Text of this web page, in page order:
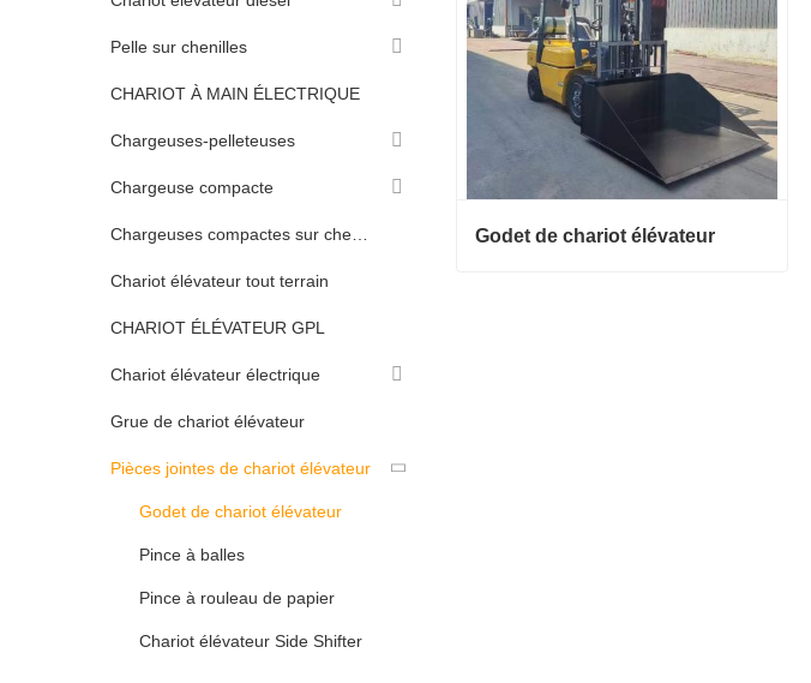
Pelle sur chenilles
CHARIOT À MAIN ÉLECTRIQUE
Chargeuses-pelleteuses
Chargeuse compacte
Chariot élévateur tout terrain
CHARIOT ÉLÉVATEUR GPL
Chariot élévateur électrique
Grue de chariot élévateur
Pièces jointes de chariot élévateur
Godet de chariot élévateur
Pince à balles
Pince à rouleau de papier
Chariot élévateur Side Shifter
Godet de chariot élévateur